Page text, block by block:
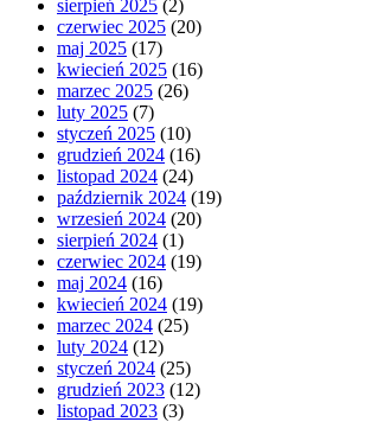
sierpień 2025 (2)
czerwiec 2025 (20)
maj 2025 (17)
kwiecień 2025 (16)
marzec 2025 (26)
luty 2025 (7)
styczeń 2025 (10)
grudzień 2024 (16)
listopad 2024 (24)
październik 2024 (19)
wrzesień 2024 (20)
sierpień 2024 (1)
czerwiec 2024 (19)
maj 2024 (16)
kwiecień 2024 (19)
marzec 2024 (25)
luty 2024 (12)
styczeń 2024 (25)
grudzień 2023 (12)
listopad 2023 (3)